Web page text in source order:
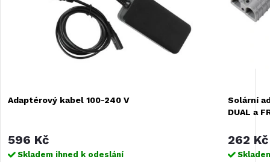
Adaptérový kabel 100-240 V
596 Kč
Skladem ihned k odeslání
Solární
DUAL a
262 Kč